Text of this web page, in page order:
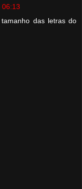
06:13
das letras do